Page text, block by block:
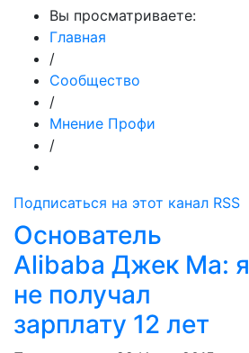
Вы просматриваете:
Главная
/
Сообщество
/
Мнение Профи
/
Подписаться на этот канал RSS
Основатель
Alibaba Джек Ма: я
не получал
зарплату 12 лет